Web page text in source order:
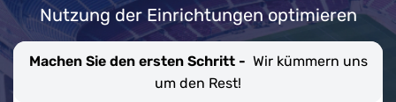
Nutzung der Einrichtungen optimieren
Machen Sie den ersten Schritt - Wir kümmern uns
um den Rest!